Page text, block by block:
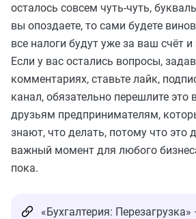
осталось совсем чуть-чуть,
вы опоздаете, то сами будете
все налоги будут уже за ваш счёт
Если у вас остались вопросы,
комментариях, ставьте лайк,
канал, обязательно перешлите это
друзьям предпринимателям,
знают, что делать, потому что это
важный момент для любого
пока.
«Бухгалтерия: